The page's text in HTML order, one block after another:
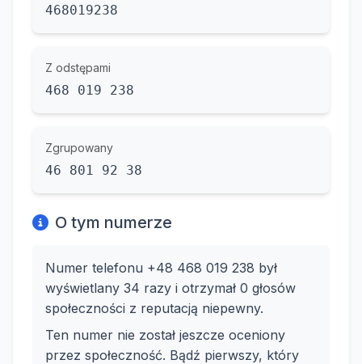
468019238
Z odstępami
468 019 238
Zgrupowany
46 801 92 38
O tym numerze
Numer telefonu +48 468 019 238 był
wyświetlany 34 razy i otrzymał 0 głosów
społeczności z reputacją niepewny.
Ten numer nie został jeszcze oceniony
przez społeczność. Bądź pierwszy, który